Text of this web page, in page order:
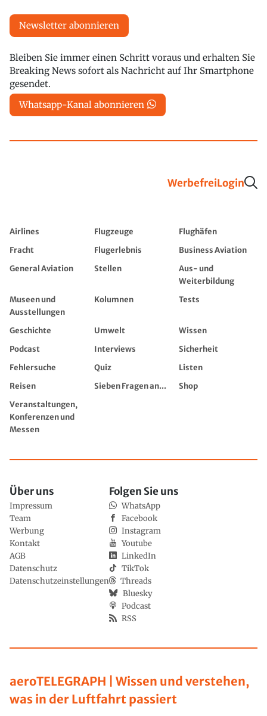
Newsletter abonnieren
Bleiben Sie immer einen Schritt voraus und erhalten Sie
Breaking News sofort als Nachricht auf Ihr Smartphone
gesendet.
Whatsapp-Kanal abonnieren
WerbefreiLogin
Airlines Flugzeuge
Flughäfen
Fracht
Flugerlebnis
Business Aviation
General Aviation
Stellen
Aus- und
Weiterbildung
Museen und
Ausstellungen
Kolumnen Tests
Geschichte Umwelt
Wissen
Podcast
Interviews
Sicherheit
Fehlersuche
Quiz
Listen
Reisen
Sieben Fragen an...
Shop
Veranstaltungen,
Konferenzen und
Messen
aeroTELEGRAPH | Wissen und verstehen,
was in der Luftfahrt passiert
Über uns
Impressum
Team
Werbung
Kontakt
AGB
Datenschutz
Datenschutzeinstellungen
Folgen Sie uns
WhatsApp
Facebook
Instagram
Youtube
LinkedIn
TikTok
Threads
Bluesky
Podcast
RSS